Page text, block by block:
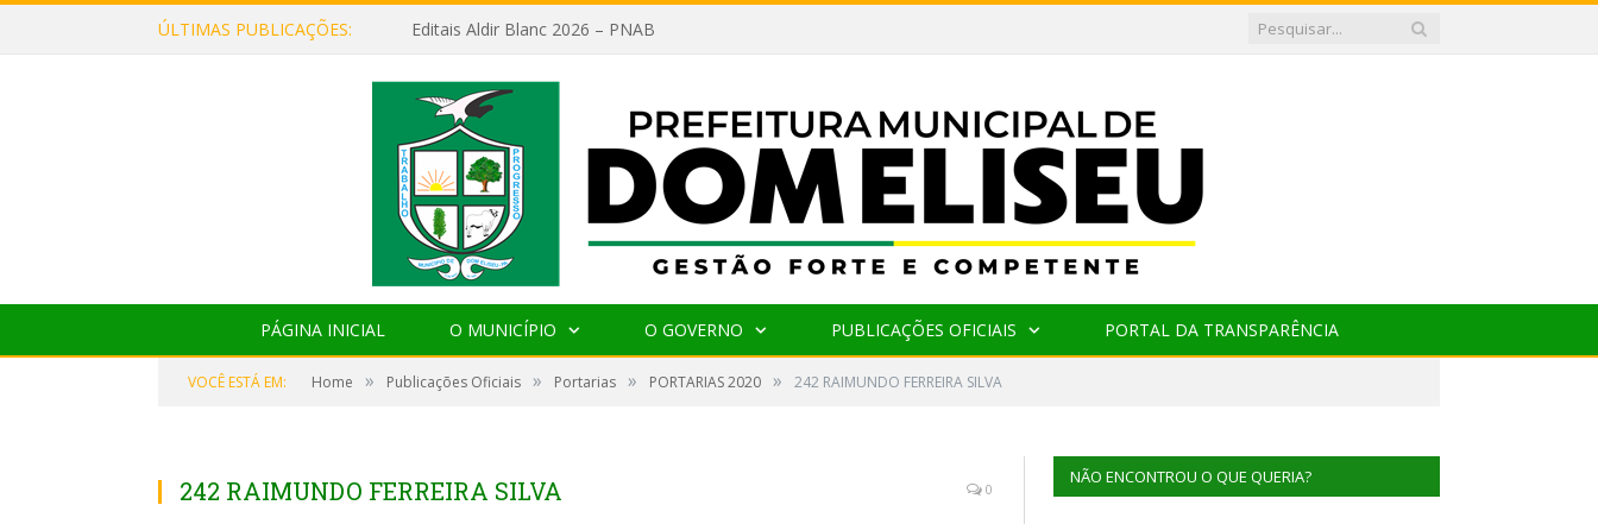
ÚLTIMAS PUBLICAÇÕES: Editais Aldir Blanc 2026 – PNAB
PÁGINA INICIAL O MUNICÍPIO O GOVERNO PUBLICAÇÕES OFICIAIS PORTAL DA TRANSPARÊNCIA
VOCÊ ESTÁ EM: Home » Publicações Oficiais » Portarias » PORTARIAS 2020 » 242 RAIMUNDO FERREIRA SILVA
242 RAIMUNDO FERREIRA SILVA 0
NÃO ENCONTROU O QUE QUERIA?